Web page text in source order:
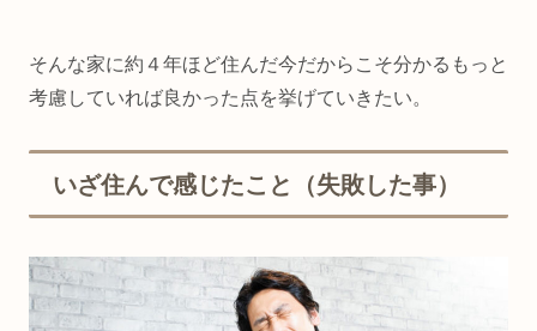
そんな家に約４年ほど住んだ今だからこそ分かるもっと
考慮していれば良かった点を挙げていきたい。
いざ住んで感じたこと（失敗した事）